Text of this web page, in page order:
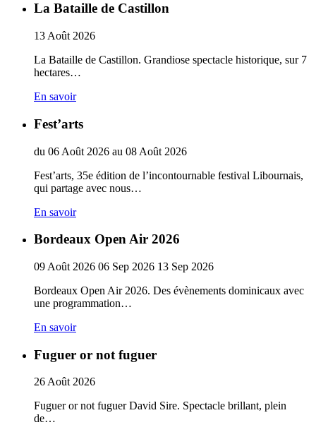
La Bataille de Castillon
13 Août 2026
La Bataille de Castillon. Grandiose spectacle historique, sur 7
hectares…
En savoir
Fest’arts
du 06 Août 2026 au 08 Août 2026
Fest’arts, 35e édition de l’incontournable festival Libournais,
qui partage avec nous…
En savoir
Bordeaux Open Air 2026
09 Août 2026 06 Sep 2026 13 Sep 2026
Bordeaux Open Air 2026. Des évènements dominicaux avec
une programmation…
En savoir
Fuguer or not fuguer
26Août 2026
Fuguer or not fuguer David Sire. Spectacle brillant, plein
de…